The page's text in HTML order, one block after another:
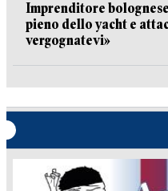
Imprenditore
pieno dello yacht e
vergognatevi»